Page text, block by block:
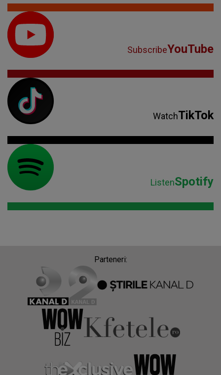
SubscribeYouTube
WatchTikTok
ListenSpotify
Parteneri: